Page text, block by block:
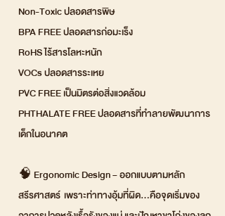
Non-Toxic ปลอดสารพิษ
BPA FREE ปลอดสารก่อมะเร็ง
RoHS ไร้สารโลหะหนัก
VOCs ปลอดสารระเหย
PVC FREE เป็นมิตรต่อสิ่งแวดล้อม
PHTHALATE FREE ปลอดสารที่ทำลายพัฒนาการ
เด็กในอนาคต
🧠 Ergonomic Design – ออกแบบตามหลัก
สรีรศาสตร์ เพราะท่าทางอุ้มที่ผิด...คือจุดเริ่มของ